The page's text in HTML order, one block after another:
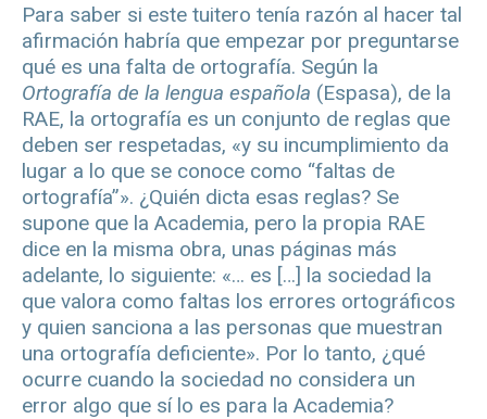
Para saber si este tuitero tenía razón al hacer tal
afirmación habría que empezar por preguntarse
qué es una falta de ortografía. Según la
Ortografía de la lengua española (Espasa), de la
RAE, la ortografía es un conjunto de reglas que
deben ser respetadas, «y su incumplimiento da
lugar a lo que se conoce como “faltas de
ortografía”». ¿Quién dicta esas reglas? Se
supone que la Academia, pero la propia RAE
dice en la misma obra, unas páginas más
adelante, lo siguiente: «… es […] la sociedad la
que valora como faltas los errores ortográficos
y quien sanciona a las personas que muestran
una ortografía deficiente». Por lo tanto, ¿qué
ocurre cuando la sociedad no considera un
error algo que sí lo es para la Academia?